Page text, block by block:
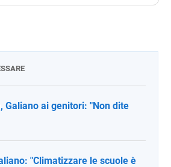
Galiano ai genitori: "Non dite
"Climatizzare le scuole è